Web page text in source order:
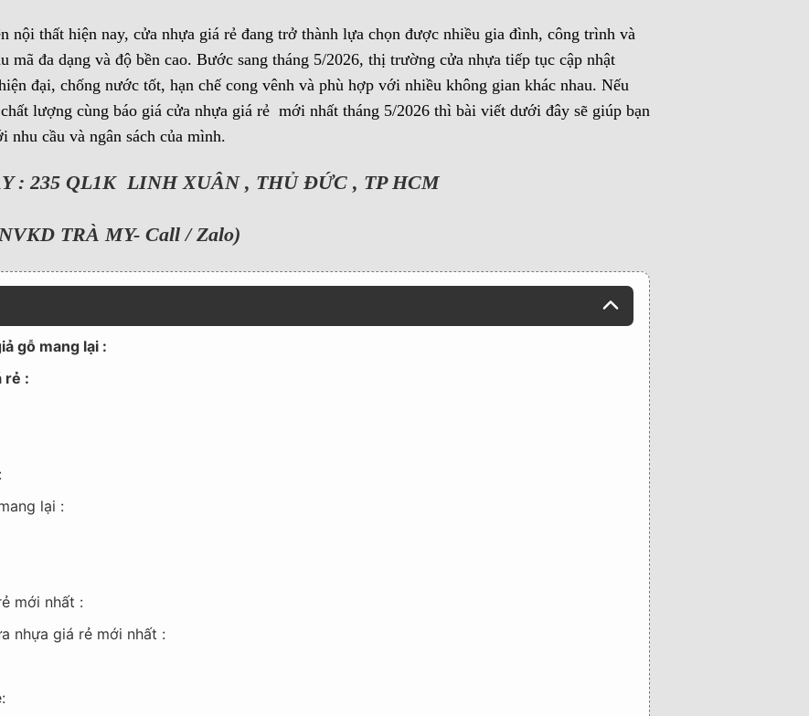
nội thất hiện nay, cửa nhựa giá rẻ đang trở thành lựa chọn được nhiều gia đình, công trình và
đa dạng và độ bền cao. Bước sang tháng 5/2026, thị trường cửa nhựa tiếp tục cập nhật
đại, chống nước tốt, hạn chế cong vênh và phù hợp với nhiều không gian khác nhau. Nếu
lượng cùng báo giá cửa nhựa giá rẻ mới nhất tháng 5/2026 thì bài viết dưới đây sẽ giúp bạn
nhu cầu và ngân sách của mình.
: 235 QL1K LINH XUÂN , THỦ ĐỨC , TP HCM
TRÀ MY- Call / Zalo)
gỗ mang lại :
rẻ :
lại :
mới nhất :
nhựa giá rẻ mới nhất :